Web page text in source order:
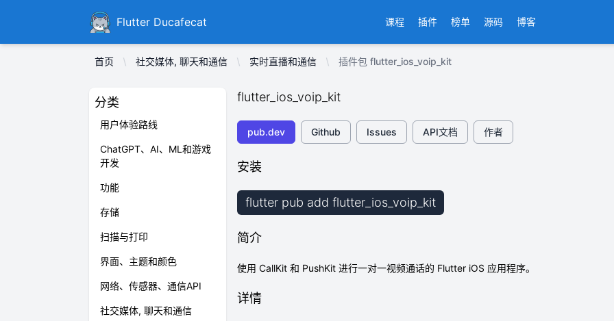
DucafecatFlutter Ducafecat 课程 插件 榜单 源码 博客
首页 社交媒体, 聊天和通信 实时直播和通信 插件包 flutter_ios_voip_kit
分类
用户体验路线
ChatGPT、AI、ML和游戏
开发
功能
存储
扫描与打印
界面、主题和颜色
网络、传感器、通信API
社交媒体, 聊天和通信
flutter_ios_voip_kit
pub.dev Github Issues API文档 作者
安装
flutter pub add flutter_ios_voip_kit
简介
使用 CallKit 和 PushKit 进行一对一视频通话的 Flutter iOS 应用程序。
详情